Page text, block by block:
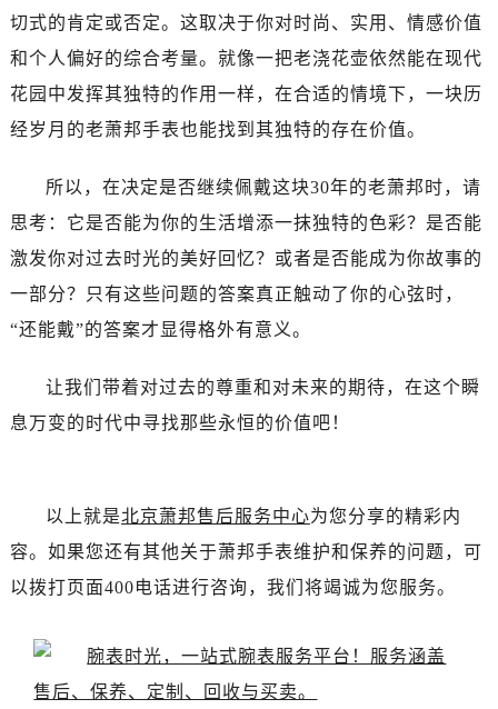
切式的肯定或否定。这取决于你对时尚、实用、情感价值
和个人偏好的综合考量。就像一把老浇花壶依然能在现代
花园中发挥其独特的作用一样，在合适的情境下，一块历
经岁月的老萧邦手表也能找到其独特的存在价值。
所以，在决定是否继续佩戴这块30年的老萧邦时，请
思考：它是否能为你的生活增添一抹独特的色彩？是否能
激发你对过去时光的美好回忆？或者是否能成为你故事的
一部分？只有这些问题的答案真正触动了你的心弦时，
“还能戴”的答案才显得格外有意义。
让我们带着对过去的尊重和对未来的期待，在这个瞬
息万变的时代中寻找那些永恒的价值吧！
以上就是北京萧邦售后服务中心为您分享的精彩内
容。如果您还有其他关于萧邦手表维护和保养的问题，可
以拨打页面400电话进行咨询，我们将竭诚为您服务。